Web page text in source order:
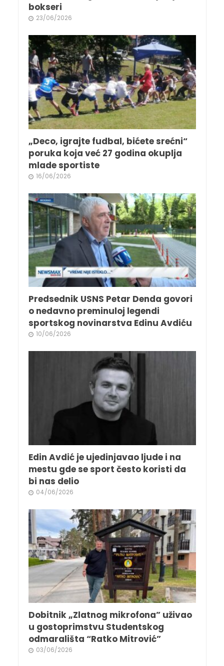
bokseri
23/06/2026
„Deco, igrajte fudbal, bićete srećni“
poruka koja već 27 godina okuplja
mlade sportiste
16/06/2026
Predsednik USNS Petar Denda govori
o nedavno preminuloj legendi
sportskog novinarstva Edinu Avdiću
10/06/2026
Edin Avdić je ujedinjavao ljude i na
mestu gde se sport često koristi da
bi nas delio
04/06/2026
Dobitnik „Zlatnog mikrofona” uživao
u gostoprimstvu Studentskog
odmarališta “Ratko Mitrović”
03/06/2026